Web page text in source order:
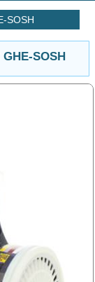
SOSH
SOSH